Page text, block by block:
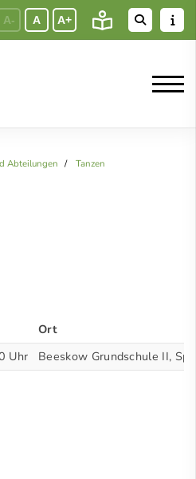
A- A A+
Abteilungen
Tanzen
Ort
Uhr Beeskow Grundschule II,